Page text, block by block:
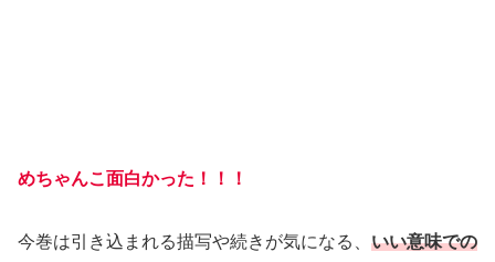
めちゃんこ面白かった！！！
今巻は引き込まれる描写や続きが気になる、 いい意味での